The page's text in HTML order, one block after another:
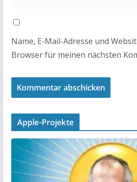
Name, E-Mail-Adresse und
Browser für meinen nächsten
Apple-Projekte